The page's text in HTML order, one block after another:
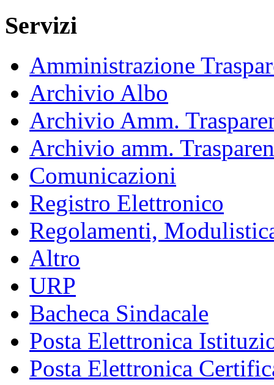
Servizi
Amministrazione
Archivio Albo
Archivio Amm.
Archivio amm.
Comunicazioni
Registro Elettronico
Regolamenti,
Altro
URP
Bacheca Sindacale
Posta Elettronica
Posta Elettronica